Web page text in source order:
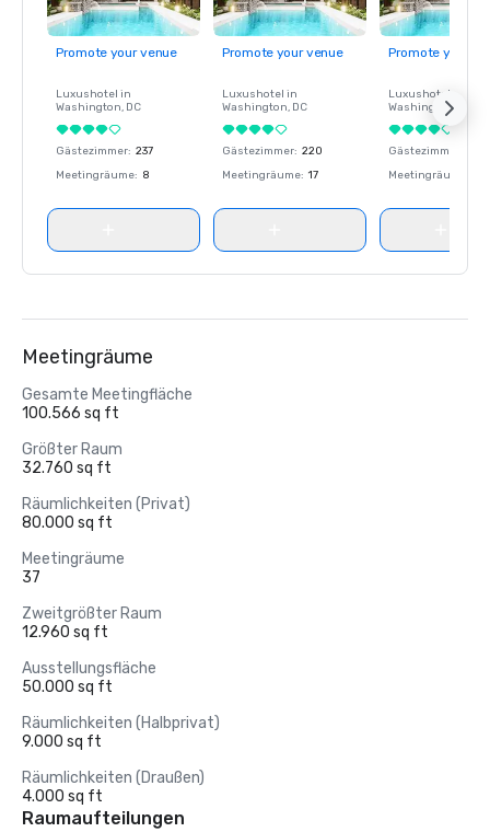
Promote your venue
Luxushotel in
Washington, DC
Gästezimmer: 237
Meetingräume: 8
Promote your venue
Luxushotel in
Washington, DC
Gästezimmer: 220
Meetingräume: 17
Promote your
Luxushotel in
Washington
Gästezimmer
Meetingräume
Meetingräume
Gesamte Meetingfläche
100.566 sq ft
Größter Raum
32.760 sq ft
Räumlichkeiten (Privat)
80.000 sq ft
Meetingräume
37
Zweitgrößter Raum
12.960 sq ft
Ausstellungsfläche
50.000 sq ft
Räumlichkeiten (Halbprivat)
9.000 sq ft
Räumlichkeiten (Draußen)
4.000 sq ft
Raumaufteilungen